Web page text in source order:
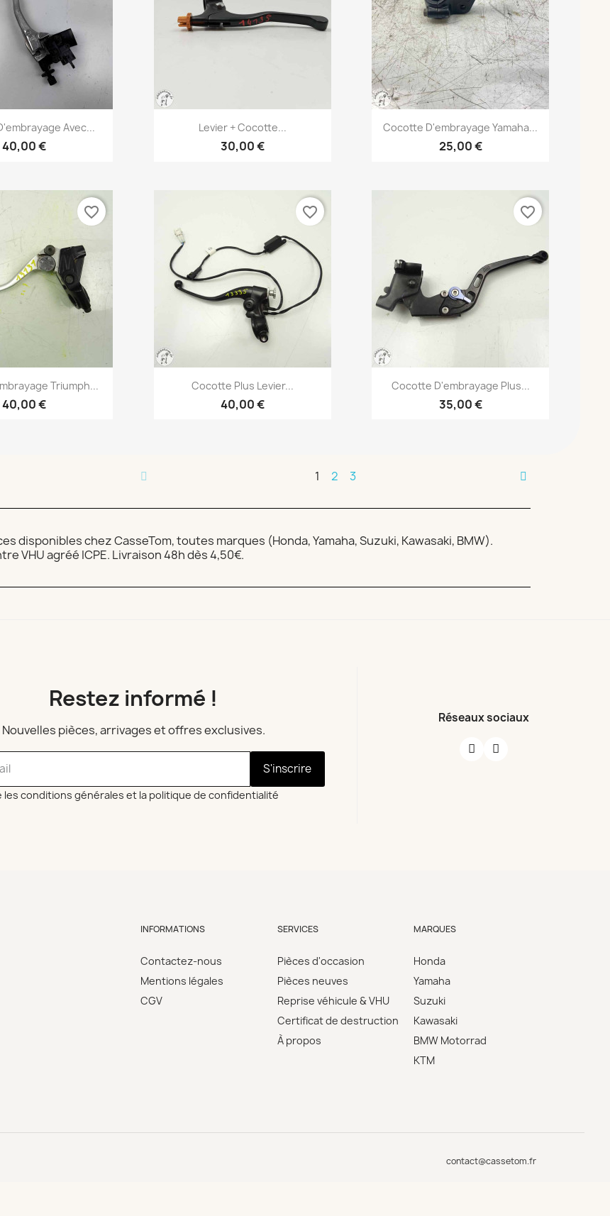
rapideAvec...
40,00 €
Aperçu rapide
Levier + Cocotte...
30,00 €
Aperçu rapide
Cocotte D'embrayage Yamaha...
25,00 €
rapide
Triumph...
40,00 €
favorite_border
Aperçu rapide
Cocotte Plus Levier...
40,00 €
favorite_border
Aperçu rapide
Cocotte D'embrayage Plus...
35,00 €
favorite_border
1 2 3
disponibles chez CasseTom, toutes marques (Honda, Yamaha, Suzuki, Kawasaki, BMW).
VHU agréé ICPE. Livraison 48h dès 4,50€.
Restez informé !
Nouvelles pièces, arrivages et offres exclusives.
S'inscrire
les conditions générales et la politique de confidentialité
Réseaux sociaux
INFORMATIONS
Contactez-nous
Mentions légales
CGV
SERVICES
Pièces d'occasion
Pièces neuves
Reprise véhicule & VHU
Certificat de destruction
À propos
MARQUES
Honda
Yamaha
Suzuki
Kawasaki
BMW Motorrad
KTM
contact@cassetom.fr